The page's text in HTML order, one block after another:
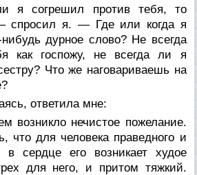
я согрешил против тебя, то
спросил я. — Где или когда я
нибудь дурное слово? Не всегда
как госпожу, не всегда ли я
Что же наговариваешь на
ответила мне:
возникло нечистое пожелание.
что для человека праведного и
сердце его возникает худое
для него, и притом тяжкий.